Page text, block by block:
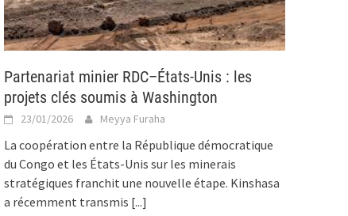
Partenariat minier RDC–États-Unis : les
projets clés soumis à Washington
23/01/2026 Meyya Furaha
La coopération entre la République démocratique
du Congo et les États-Unis sur les minerais
stratégiques franchit une nouvelle étape. Kinshasa
a récemment transmis [...]